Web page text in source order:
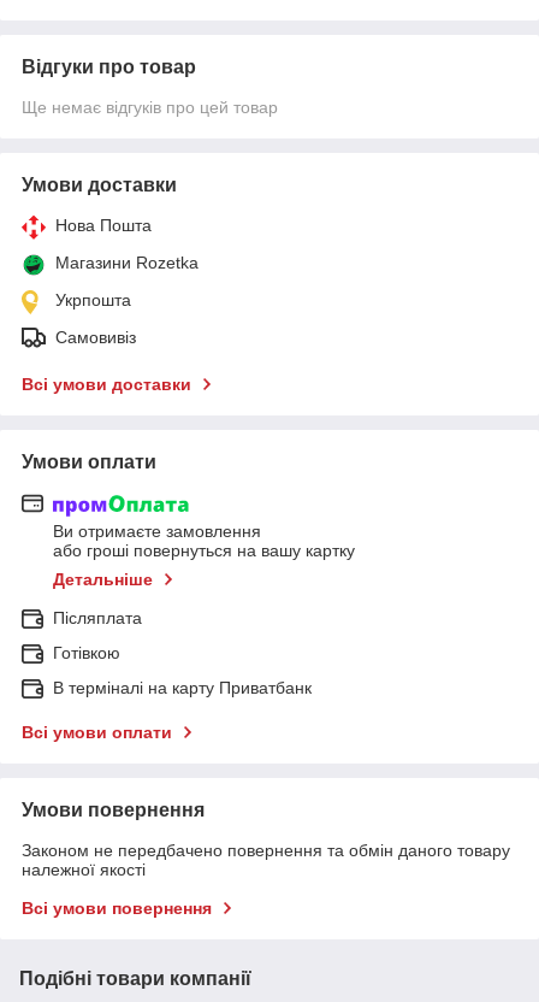
Відгуки про товар
Ще немає відгуків про цей товар
Умови доставки
Нова Пошта
Магазини Rozetka
Укрпошта
Самовивіз
Всі умови доставки
Умови оплати
Ви отримаєте замовлення
або гроші повернуться на вашу картку
Детальніше
Післяплата
Готівкою
В терміналі на карту Приватбанк
Всі умови оплати
Умови повернення
Законом не передбачено повернення та обмін даного товару
належної якості
Всі умови повернення
Подібні товари компанії